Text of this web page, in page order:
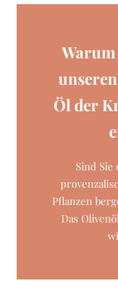
Warum
Öl der
Sind
Pflanzen
Das